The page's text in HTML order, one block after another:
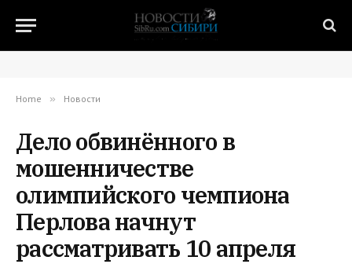
Home » Новости
Дело обвинённого в
мошенничестве
олимпийского чемпиона
Перлова начнут
рассматривать 10 апреля